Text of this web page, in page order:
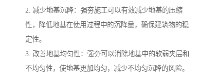
2. 减少地基沉降：强夯施工可以有效减少地基的压缩
性，降低地基在使用过程中的沉降量，确保建筑物的稳
定性。
3. 改善地基均匀性：强夯可以消除地基中的软弱夹层和
不均匀性，使地基更加均匀，减少不均匀沉降的风险。